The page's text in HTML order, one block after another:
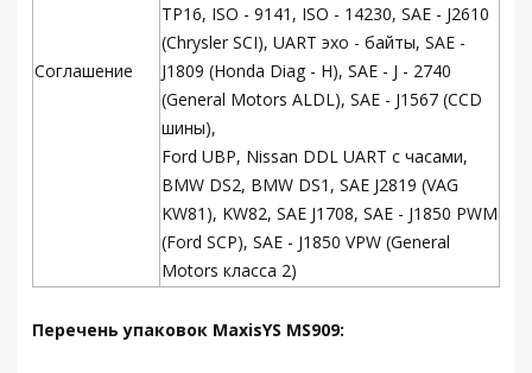
Соглашение
TP16, ISO - 9141, ISO - 14230, SAE - J2610
(Chrysler SCI), UART эхо - байты, SAE -
J1809 (Honda Diag - H), SAE - J - 2740
(General Motors ALDL), SAE - J1567 (CCD
шины),
Ford UBP, Nissan DDL UART с часами,
BMW DS2, BMW DS1, SAE J2819 (VAG
KW81), KW82, SAE J1708, SAE - J1850 PWM
(Ford SCP), SAE - J1850 VPW (General
Motors класса 2)
Перечень упаковок MaxisYS MS909: